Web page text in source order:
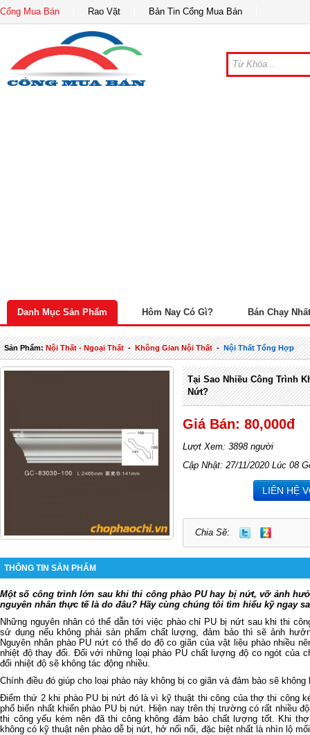
Cổng Mua Bán Rao Vặt Bản Tin Cổng Mua Bán
Danh Mục Sản Phẩm Hôm Nay Có Gì? Bán Chạy Nhất
Sản Phẩm:Nội Thất - Ngoại Thất-Không Gian Nội Thất-Nội Thất Tổng Hợp
Tại Sao Nhiều Công Trình
Nứt?
Giá Bán: 80,000đ
Lượt Xem: 3898 người
Cập Nhật: 27/11/2020 Lúc 08
LIÊN HỆ
Chia Sẽ:
THÔNG TIN SẢN PHẨM
Một số công trình lớn sau khi thi công phào PU hay bị nứt, vỡ ảnh
nguyên nhân thực tế là do đâu? Hãy cùng chúng tôi tìm hiểu kỹ ngay
Những nguyên nhân có thể dẫn tới việc phào chỉ PU bị nứt sau khi thi
sử dụng nếu không phải sản phẩm chất lượng, đảm bảo thì sẽ ảnh
Nguyên nhân phào PU nứt có thể do độ co giãn của vật liệu phào nhiều
nhiệt độ thay đổi. Đối với những loại phào PU chất lượng độ co ngót của
đổi nhiệt độ sẽ không tác động nhiều.
Chính điều đó giúp cho loại phào này không bị co giãn và đảm bảo sẽ
Điểm thứ 2 khi phào PU bị nứt đó là vì kỹ thuật thi công của thợ thi công
phổ biến nhất khiến phào PU bị nứt. Hiện nay trên thị trường có rất nhiều
thi công yếu kém nên đã thi công không đảm bảo chất lượng tốt. Khi
không có kỹ thuật nên phào dễ bị nứt, hở nối nối, đặc biệt nhất là nhìn lộ